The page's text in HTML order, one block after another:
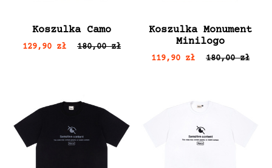
Koszulka Camo
129,90 zł 180,00 zł
Koszulka Monument
Minilogo
119,90 zł 180,00 zł